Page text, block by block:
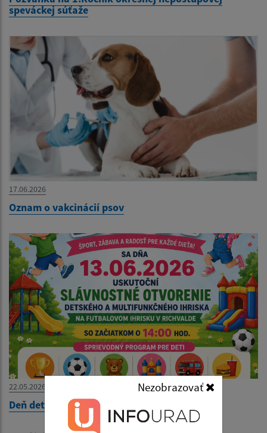
Nezobrazovať
speváckej súťaže
17.06.2026
Oznam o vakcinácií psov
22.05.2026
Deň detí 2026